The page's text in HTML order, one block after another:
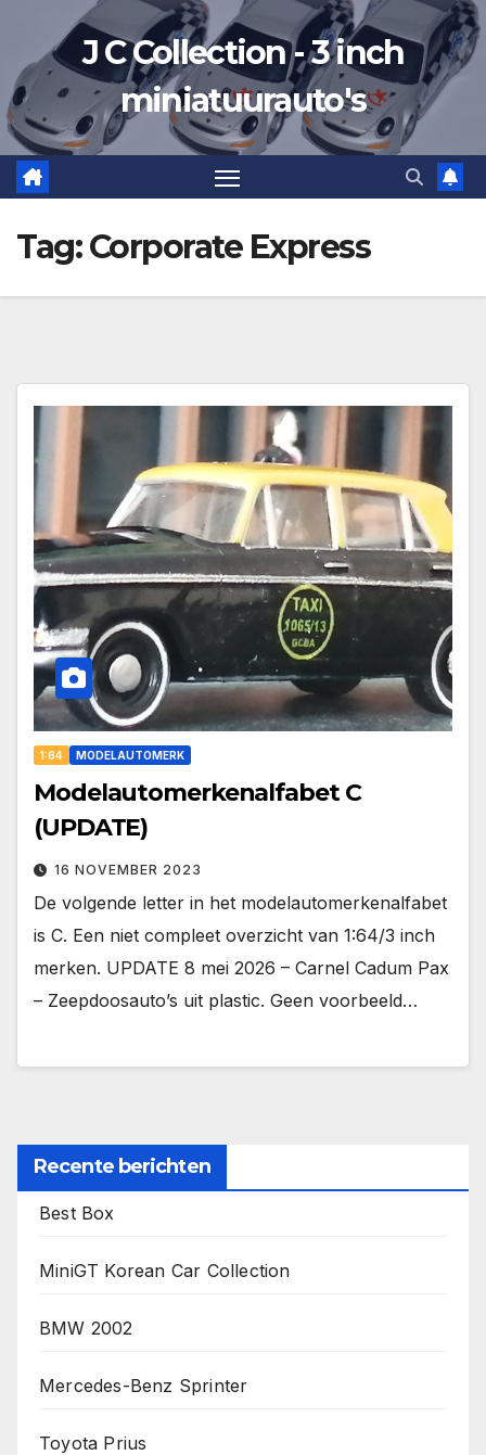
de
inhoud
J C Collection - 3 inch
miniatuurauto's
Tag:Corporate Express
1:64 MODELAUTOMERK
Modelautomerkenalfabet C
(UPDATE)
16 NOVEMBER 2023
De volgende letter in het modelautomerkenalfabet
is C. Een niet compleet overzicht van 1:64/3 inch
merken. UPDATE 8 mei 2026 – Carnel Cadum Pax
– Zeepdoosauto’s uit plastic. Geen voorbeeld…
Recente berichten
Best Box
MiniGT Korean Car Collection
BMW 2002
Mercedes-Benz Sprinter
Toyota Prius